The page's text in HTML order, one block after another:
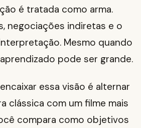
é tratada como arma.
negociações indiretas e o
Mesmo quando
pode ser grande.
essa visão é alternar
clássica com um filme mais
compara como objetivos